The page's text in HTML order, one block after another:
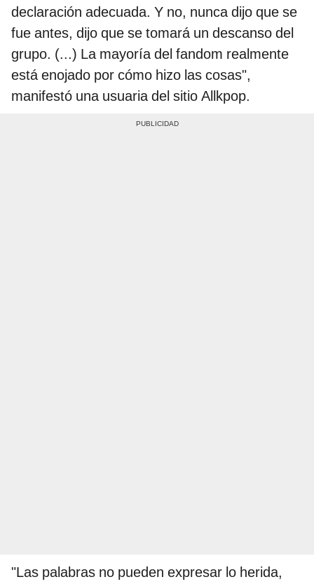
declaración adecuada. Y no, nunca dijo que se
fue antes, dijo que se tomará un descanso del
grupo. (...) La mayoría del fandom realmente
está enojado por cómo hizo las cosas",
manifestó una usuaria del sitio Allkpop.
"Las palabras no pueden expresar lo herida,